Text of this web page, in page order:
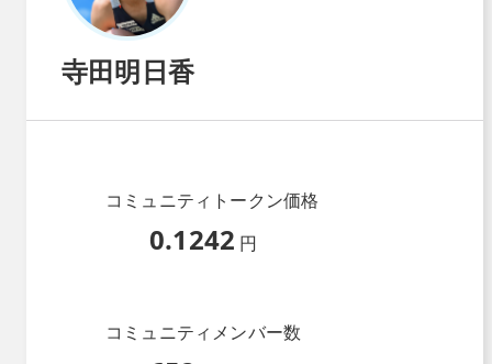
寺田明日香
コミュニティトークン価格
0.1242 円
コミュニティメンバー数